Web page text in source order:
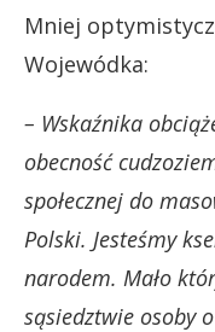
Mniej
Wojewódka:
– Wskaźnika
obecność
społecznej do
Polski. Jesteśmy
narodem. Mało
sąsiedztwie osoby